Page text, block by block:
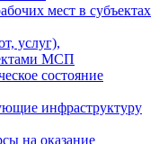
мест в субъектах
услуг),
МСП
состояние
инфраструктуру
на оказание